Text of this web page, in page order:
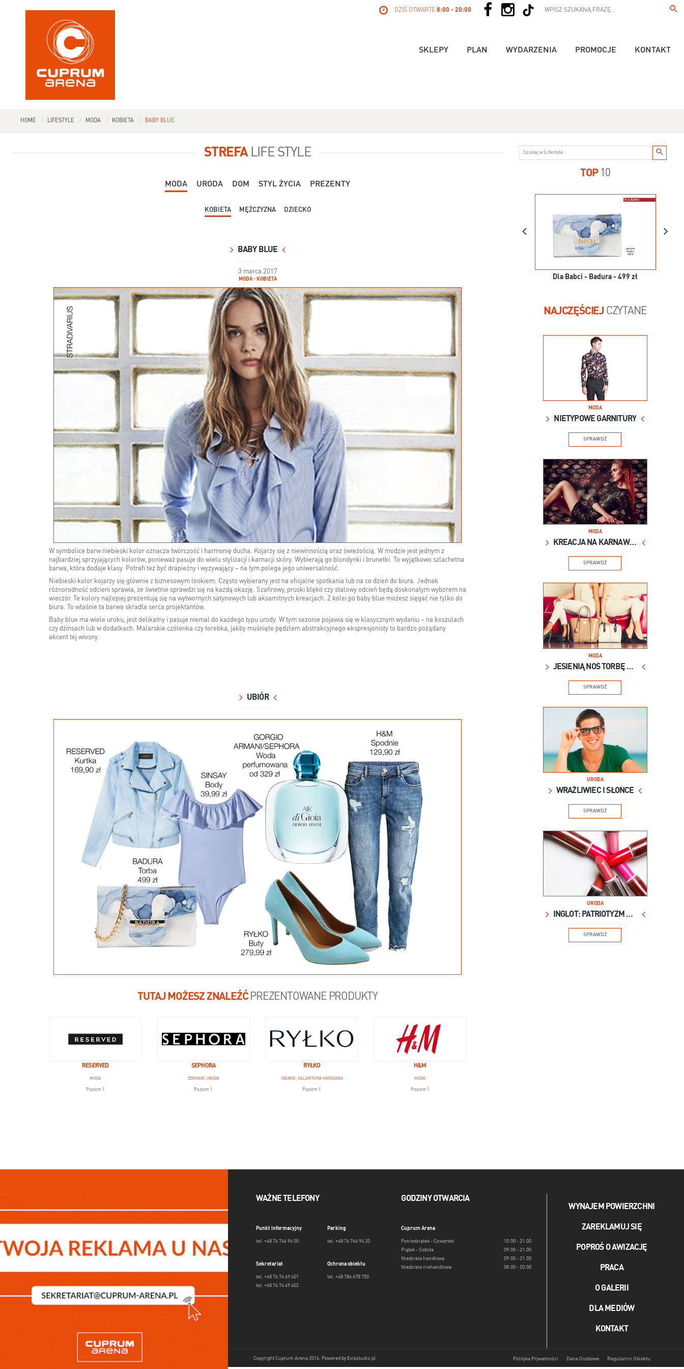
DZIŚ OTWARTE 8:00 - 20:00
SKLEPY PLAN WYDARZENIA PROMOCJE KONTAKT
HOME LIFESTYLE MODA KOBIETA BABY BLUE
STREFALIFE STYLE
MODA URODA DOM STYL ŻYCIA PREZENTY
KOBIETA MĘŻCZYZNA DZIECKO
BABY BLUE
3 marca 2017
MODA - KOBIETA
W symbolice barw niebieski kolor oznacza twórczość i harmonię ducha. Kojarzy się z niewinnością oraz świeżością. W modzie jest jednym z
najbardziej sprzyjających kolorów, ponieważ pasuje do wielu stylizacji i karnacji skóry. Wybierają go blondynki i brunetki. To wyjątkowo szlachetna
barwa, która dodaje klasy. Potrafi też być drapieżny i wyzywający – na tym polega jego uniwersalność.
Niebieski kolor kojarzy się głównie z biznesowym lookiem. Często wybierany jest na oficjalne spotkania lub na co dzień do biura. Jednak
różnorodność odcieni sprawia, że świetnie sprawdzi się na każdą okazję. Szafirowy, pruski błękit czy stalowy odcień będą doskonałym wyborem na
wieczór. Te kolory najlepiej prezentują się na wytwornych satynowych lub aksamitnych kreacjach. Z kolei po baby blue możesz sięgać nie tylko do
biura. To właśnie ta barwa skradła serca projektantów.
Baby blue ma wiele uroku, jest delikatny i pasuje niemal do każdego typu urody. W tym sezonie pojawia się w klasycznym wydaniu – na koszulach
czy dżinsach lub w dodatkach. Malarskie czółenka czy torebka, jakby muśnięte pędzlem abstrakcyjnego ekspresjonisty to bardzo pożądany
akcent tej wiosny.
UBIÓR
TUTAJ MOŻESZ ZNALEŹĆPREZENTOWANE PRODUKTY
RESERVED
MODA
Poziom 1
SEPHORA
ZDROWIE, URODA
Poziom 1
RYŁKO
OBUWIE, GALANTERIA SKÓRZANA
Poziom 1
H&M
MODA
Poziom 1
TOP10
Dla Niej - Orsay - 119,99 zł
Dla Babci - Badura - 499 zł
NAJCZĘŚCIEJCZYTANE
MODA
NIETYPOWE GARNITURY
SPRAWDŹ
MODA
KREACJA NA KARNAWAŁ
SPRAWDŹ
MODA
JESIENIĄ NOŚ TORBĘ XXL
SPRAWDŹ
URODA
WRAŻLIWIEC I SŁOŃCE
SPRAWDŹ
URODA
INGLOT: PATRIOTYZM NA USTACH
SPRAWDŹ
WAŻNE TELEFONY
Punkt informacyjny
tel. +48 76 746 94 00
Parking
tel. +48 76 746 94 20
Sekretariat
tel. +48 76 74 69 401
tel. +48 76 74 69 402
Ochrona obiektu
tel. +48 786 678 750
GODZINY OTWARCIA
Cuprum Arena
Poniedziałek - Czwartek
10.00 - 21.00
Piątek - Sobota
09.00 - 21.00
Niedziela handlowa
09.00 - 21.00
Niedziela niehandlowa
08.00 - 20.00
WYNAJEM POWIERZCHNI
ZAREKLAMUJ SIĘ
POPROŚ O AWIZACJĘ
PRACA
O GALERII
DLA MEDIÓW
KONTAKT
Copyright Cuprum Arena 2016. Powered by Evipstudio.pl Polityka Prywatności Dane Osobowe Regulamin Obiektu